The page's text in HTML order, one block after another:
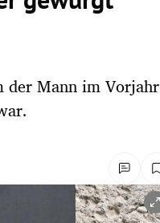
der Mann im Vorjahr